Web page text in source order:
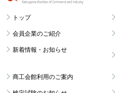
トップ
会員企業のご紹介
新着情報・お知らせ
商工会館利用のご案内